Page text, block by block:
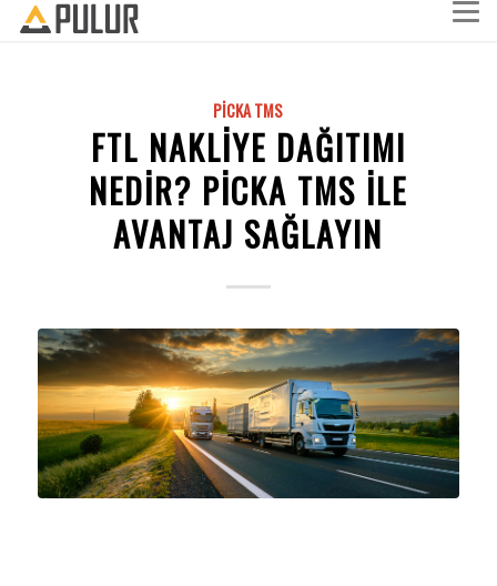
PICKA TMS
FTL NAKLIYE DAĞITIMI
NEDIR? PICKA TMS ILE
AVANTAJ SAĞLAYIN